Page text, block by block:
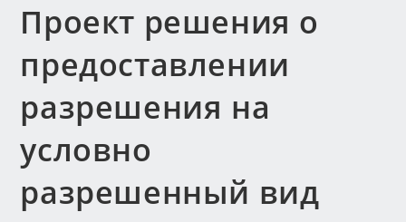
Проект решения о
предоставлении
разрешения на
условно
разрешенный вид